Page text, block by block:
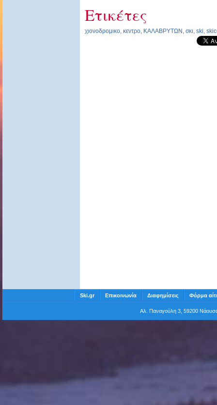
Ετικέτες
χιονοδρομικο, κεντρο, ΚΑΛΑΒΡΥΤΩΝ , σκι, ski,
Ski.gr Επικοινωνία Διαφημίσεις Φόρμα
Αλ. Παναγούλη 3, 59200